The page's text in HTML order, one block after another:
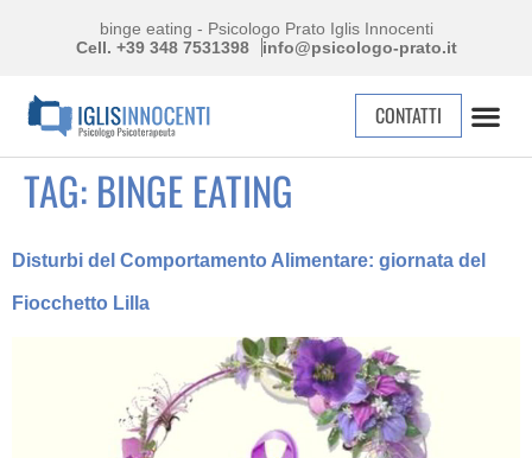
binge eating - Psicologo Prato Iglis Innocenti
Cell. +39 348 7531398
info@psicologo-prato.it
CONTATTI
TAG: BINGE EATING
Disturbi del Comportamento Alimentare: giornata del
Fiocchetto Lilla